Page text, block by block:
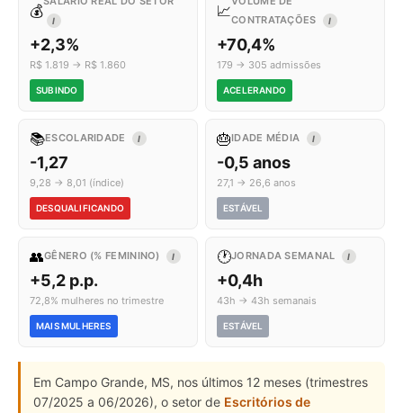
💰
I
+2,3%
R$ 1.819 → R$ 1.860
SUBINDO
📈CONTRATAÇÕES
I
+70,4%
179 → 305 admissões
ACELERANDO
📚ESCOLARIDADE I
-1,27
9,28 → 8,01 (índice)
DESQUALIFICANDO
🎂IDADE MÉDIA I
-0,5 anos
27,1 → 26,6 anos
ESTÁVEL
👥GÊNERO (% FEMININO) I
+5,2 p.p.
72,8% mulheres no trimestre
MAIS MULHERES
🕐JORNADA SEMANAL I
+0,4h
43h → 43h semanais
ESTÁVEL
Em Campo Grande, MS, nos últimos 12 meses (trimestres
07/2025 a 06/2026), o setor de Escritórios de